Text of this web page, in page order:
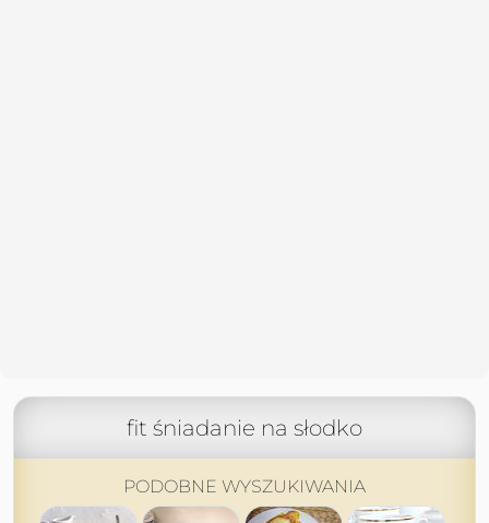
fit śniadanie na słodko
PODOBNE WYSZUKIWANIA